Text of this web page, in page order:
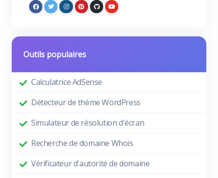
Outils populaires
Calculatrice AdSense
Détecteur de thème WordPress
Simulateur de résolution d'écran
Recherche de domaine Whois
Vérificateur d'autorité de domaine